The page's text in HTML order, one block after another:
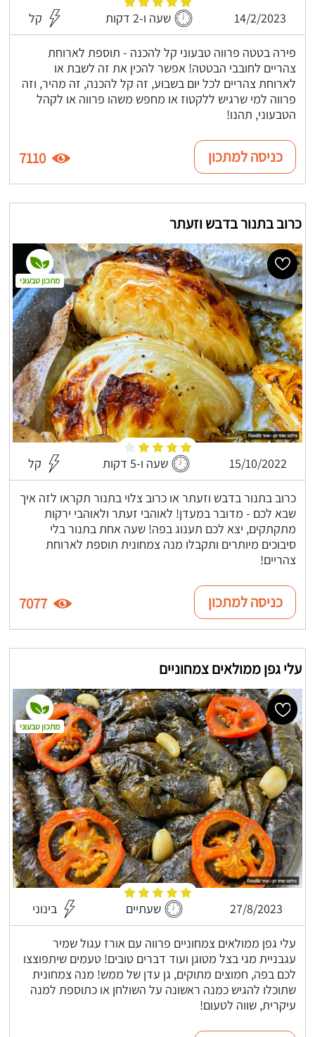
14/2/2023 שעה ו-2 דקות קל
פירה בטטה פרווה טבעוני קל להכנה - תוספת לארוחת
צהריים לחובבי הבטטה! אפשר להכין את זה לשבת או
לארוחת צהריים לכל יום בשבוע, זה קל להכנה, זה מהיר, וזה
פרווה למי שרגיש ללקטוז או מחפש משהו פרווה או לקהל
הטבעוני, תהנו!
כניסה למתכון 7110
כרוב בתנור בדבש וזעתר
15/10/2022 שעה ו-5 דקות קל
כרוב בתנור בדבש וזעתר או כרוב צלוי בתנור תקראו לזה איך
שבא לכם - מדובר במעדן! לאוהבי זעתר ולאוהבי ירקות
מתקתקים, יצא לכם תענוג בפה! שעה אחת בתנור בלי
סיבוכים מיותרים ותקבלו מנה צמחונית תוספת לארוחת
צהריים!
מתכון טבעוני
כניסה למתכון 7077
עלי גפן ממולאים צמחוניים
27/8/2023 שעתיים בינוני
עלי גפן ממולאים צמחוניים פרווה עם אורז עגול שמיר
עגבניית מגי בצל מטוגן ועוד דברים טובים! טעמים שיתפוצצו
לכם בפה, חמוצים מתוקים, גן עדן של ממש! מנה צמחונית
שתוכלו להגיש כמנה ראשונה על השולחן או כתוספת למנה
עיקרית, שווה לטעום!
מתכון טבעוני